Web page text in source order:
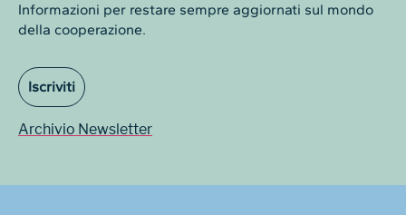
Informazioni per restare sempre aggiornati sul mondo
della cooperazione.
Iscriviti
Archivio Newsletter